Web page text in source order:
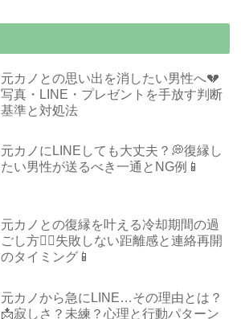
元カノとの思い出を消したい男性へ💔
写真・LINE・プレゼントを手放す判断
基準と対処法
元カノにLINEしても大丈夫？💭復縁し
たい男性が送るべき一通とNG例📱
元カノとの復縁を叶える冷却期間の過
ごし方🧘‍♂️失敗しない距離感と連絡再開
のタイミング📱
元カノから急にLINE…その理由とは？
📩寂しさ？未練？心理と行動パターン